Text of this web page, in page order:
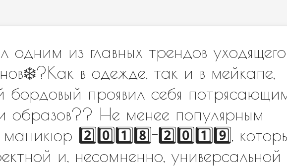
одним из главных трендов уходящего
в одежде, так и в мейкапе,
бордовый проявил себя
образов?? Не менее популярным
2️⃣0️⃣1️⃣8️⃣-2️⃣0️⃣1️⃣9️⃣,
и, несомненно, универсальной